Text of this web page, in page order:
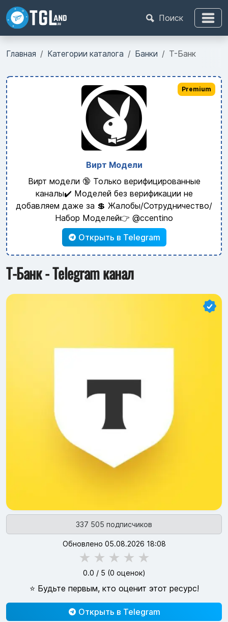
Поиск
Главная Категории каталога Банки Т-Банк
Вирт Модели
Вирт модели 🔞 Только верифицированные
каналы✔️ Моделей без верификации не
добавляем даже за 💲 Жалобы/Сотрудничество/
Набор Моделей👉 @ccentino
Открыть в Telegram
Premium
Т-Банк - Telegram канал
337 505 подписчиков
Обновлено 05.08.2026 18:08
★ ★ ★ ★ ★
0.0 / 5 (0 оценок)
⭐ Будьте первым, кто оценит этот ресурс!
Открыть в Telegram